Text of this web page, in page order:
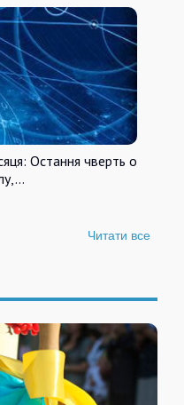
Остання чверть о
Читати все